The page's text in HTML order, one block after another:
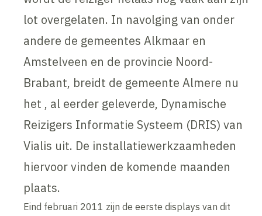
lot overgelaten. In navolging van onder
andere de gemeentes Alkmaar en
Amstelveen en de provincie Noord-
Brabant, breidt de gemeente Almere nu
het , al eerder geleverde, Dynamische
Reizigers Informatie Systeem (DRIS) van
Vialis uit. De installatiewerkzaamheden
hiervoor vinden de komende maanden
plaats.
Eind februari 2011 zijn de eerste displays van dit